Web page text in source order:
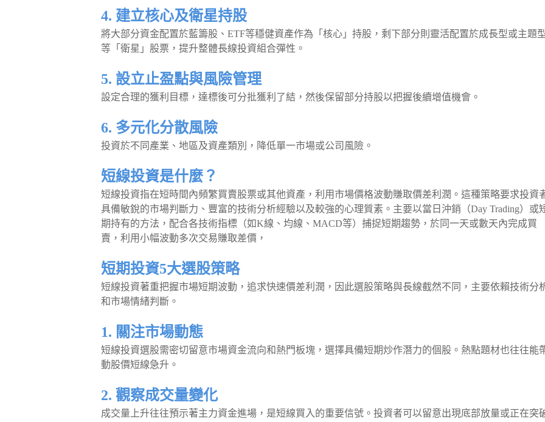
4. 建立核心及衛星持股
將大部分資金配置於藍籌股、ETF等穩健資產作為「核心」持股，剩下部分則靈活配置於成長型或主題
等「衛星」股票，提升整體長線投資組合彈性。
5. 設立止盈點與風險管理
設定合理的獲利目標，達標後可分批獲利了結，然後保留部分持股以把握後續增值機會。
6. 多元化分散風險
投資於不同產業、地區及資產類別，降低單一市場或公司風險。
短線投資是什麼？
短線投資指在短時間內頻繁買賣股票或其他資產，利用市場價格波動賺取價差利潤。這種策略要求投資
具備敏銳的市場判斷力、豐富的技術分析經驗以及較強的心理質素。主要以當日沖銷（Day Trading）或
期持有的方法，配合各技術指標（如K線、均線、MACD等）捕捉短期趨勢，於同一天或數天內完成買
賣，利用小幅波動多次交易賺取差價，
短期投資5大選股策略
短線投資著重把握市場短期波動，追求快速價差利潤，因此選股策略與長線截然不同，主要依賴技術分
和市場情緒判斷。
1. 關注市場動態
短線投資選股需密切留意市場資金流向和熱門板塊，選擇具備短期炒作潛力的個股。熱點題材也往往能
動股價短線急升。
2. 觀察成交量變化
成交量上升往往預示著主力資金進場，是短線買入的重要信號。投資者可以留意出現底部放量或正在突